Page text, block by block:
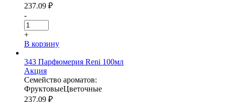
237.09 ₽
-
+
В корзину
343 Парфюмерия Reni 100мл
Акция
Семейство ароматов:
ФруктовыеЦветочные
237.09 ₽